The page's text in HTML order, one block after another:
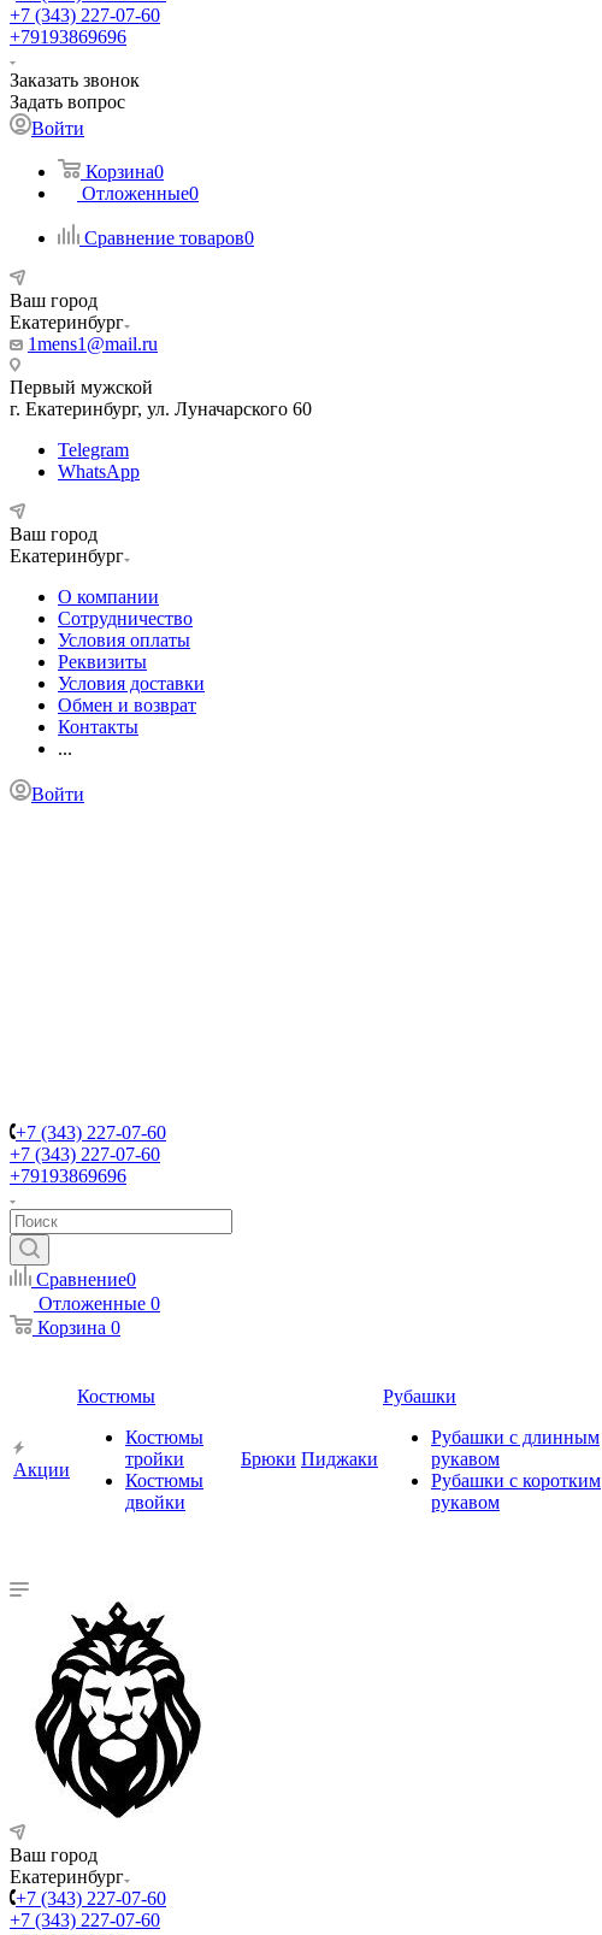
+7 (343) 227-07-60
+79193869696
Заказать звонок
Задать вопрос
Войти
Корзина0
Отложенные0
Сравнение товаров0
Ваш город
Екатеринбург
1mens1@mail.ru
Первый мужской
г. Екатеринбург, ул. Луначарского 60
Telegram
WhatsApp
Ваш город
Екатеринбург
О компании
Сотрудничество
Условия оплаты
Реквизиты
Условия доставки
Обмен и возврат
Контакты
...
Войти
+7 (343) 227-07-60
+7 (343) 227-07-60
+79193869696
Сравнение0
Отложенные 0
Корзина 0
Акции
Костюмы
Костюмы
тройки
Костюмы
двойки
Брюки Пиджаки
Рубашки
Рубашки с длинным
рукавом
Рубашки с коротким
рукавом
Ваш город
Екатеринбург
+7 (343) 227-07-60
+7 (343) 227-07-60